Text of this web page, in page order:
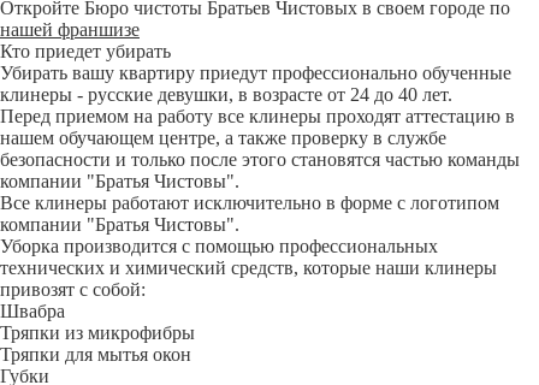
Откройте Бюро чистоты Братьев Чистовых в своем городе по
нашей франшизе
Кто приедет убирать
Убирать вашу квартиру приедут профессионально обученные
клинеры - русские девушки, в возрасте от 24 до 40 лет.
Перед приемом на работу все клинеры проходят аттестацию в
нашем обучающем центре, а также проверку в службе
безопасности и только после этого становятся частью команды
компании "Братья Чистовы".
Все клинеры работают исключительно в форме с логотипом
компании "Братья Чистовы".
Уборка производится с помощью профессиональных
технических и химический средств, которые наши клинеры
привозят с собой:
Швабра
Тряпки из микрофибры
Тряпки для мытья окон
Губки